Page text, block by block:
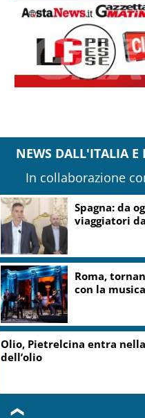
NEWS DALL'ITALIA
In collaborazione
Ranteghetta, Garavaglia:
vittoria del territorio
Adyen e
anni di